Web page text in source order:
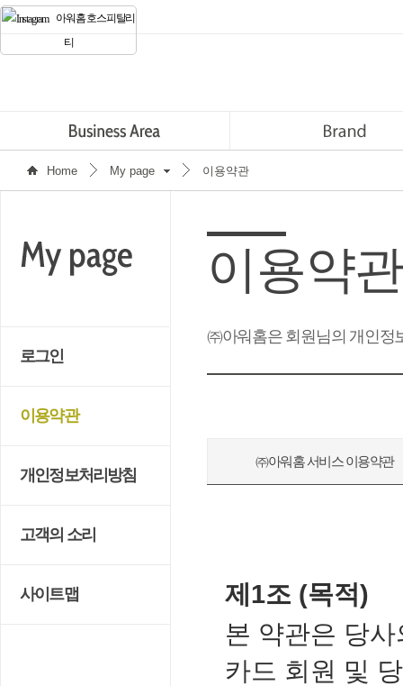
아워홈 호스피탈리
티
Home My page 이용약관
로그인
이용약관
개인정보처리방침
고객의 소리
사이트맵
이용약
㈜아워홈은 회원님의 개인정
㈜아워홈 서비스 이용약관
제1조 (목적)
본 약관은 당
카드 회원 및